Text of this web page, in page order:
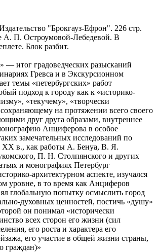
"Брокгауз-Ефрон". 226 стр.
А. П. Остроумовой-Лебедевой. В
Блок разбит.
— итог градоведческих разысканий
Гревса и в Экскурсионном
темы «петербургских» работ
подход к городу как к «историко-
«текучему», «творчески
на протяжении всего своего
друг друга образами, внутреннее
Анциферова в особое
замечательных исследований по
XX в., как работы А. Бенуа, В. Я.
П. Н. Столпянского и других
и монографиях Петербург
архитектурном аспекте, изучался
уровне, в то время как Анциферов
глобальную попытку осмыслить город
духовных ценностей, постичь «душу»
он понимал «исторически
всех сторон его жизни (сил
его роста и характера его
его участие в общей жизни страны,
граждан)»